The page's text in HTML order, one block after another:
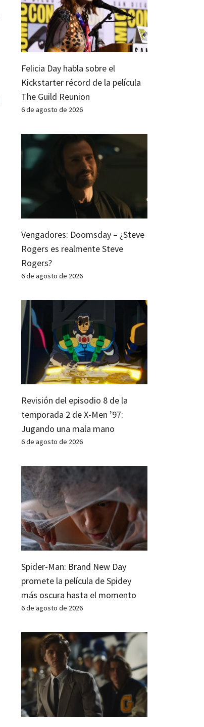
Felicia Day habla sobre el
Kickstarter récord de la película
The Guild Reunion
6 de agosto de 2026
Vengadores: Doomsday – ¿Steve
Rogers es realmente Steve
Rogers?
6 de agosto de 2026
Revisión del episodio 8 de la
temporada 2 de X-Men ’97:
Jugando una mala mano
6 de agosto de 2026
Spider-Man: Brand New Day
promete la película de Spidey
más oscura hasta el momento
6 de agosto de 2026